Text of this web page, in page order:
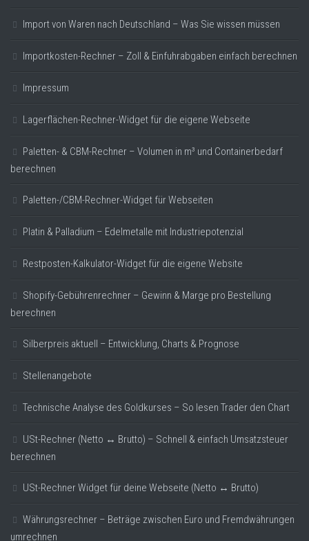
Import von Waren nach Deutschland – Was Sie wissen müssen
Importkosten-Rechner – Zoll & Einfuhrabgaben einfach berechnen
Impressum
Lagerflächen-Rechner-Widget für die eigene Webseite
Paletten- & CBM-Rechner – Volumen in m³ und Containerbedarf
berechnen
Paletten-/CBM-Rechner-Widget für Webseiten
Platin & Palladium – Edelmetalle mit Industriepotenzial
Restposten-Kalkulator-Widget für die eigene Website
Shopify-Gebührenrechner – Gewinn & Marge pro Bestellung
berechnen
Silberpreis aktuell – Entwicklung, Charts & Prognose
Stellenangebote
Technische Analyse des Goldkurses – So lesen Trader den Chart
USt-Rechner (Netto ↔ Brutto) – Schnell & einfach Umsatzsteuer
berechnen
USt-Rechner Widget für deine Webseite (Netto ↔ Brutto)
Währungsrechner – Beträge zwischen Euro und Fremdwährungen
umrechnen